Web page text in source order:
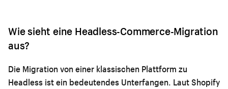
Wie sieht eine Headless-Commerce-Migration
aus?
Die Migration von einer klassischen Plattform zu
Headless ist ein bedeutendes Unterfangen. Laut Shopify